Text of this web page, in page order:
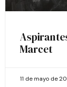
Marcet
11 de mayo de